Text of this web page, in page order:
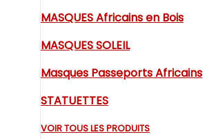
MASQUES Africains en Bois
MASQUES SOLEIL
Masques Passeports Africains
STATUETTES
VOIR TOUS LES PRODUITS